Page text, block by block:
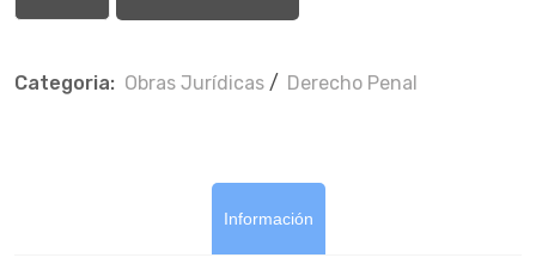
Categoria: Obras Jurí­dicas / Derecho Penal
Información